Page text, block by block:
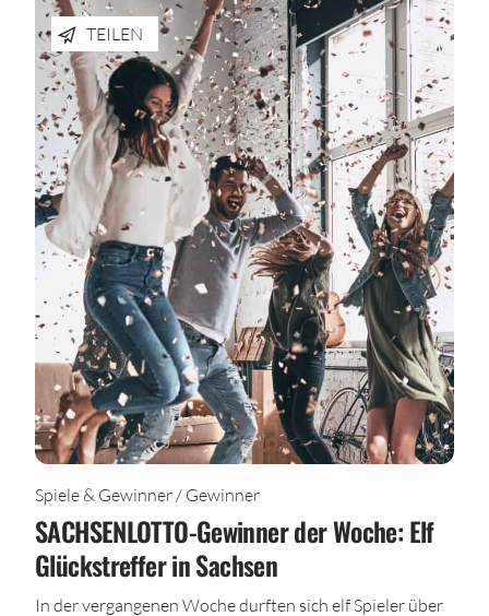
TEILEN
Spiele & Gewinner / Gewinner
SACHSENLOTTO-Gewinner der Woche: Elf
Glückstreffer in Sachsen
In der vergangenen Woche durften sich elf Spieler über